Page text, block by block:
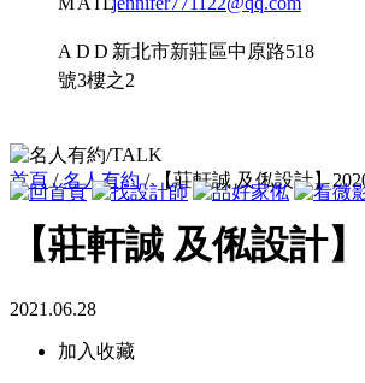
ADD.新北市新莊區中原路518
號3樓之2
首頁/名人有約/ 【莊軒誠 及俬設計】
【莊軒誠 及俬設計
2021.06.28
加入收藏